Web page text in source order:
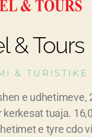
& Tours
& TURISTIKE
e udhetimeve,
tuaja.
e tyre cdo